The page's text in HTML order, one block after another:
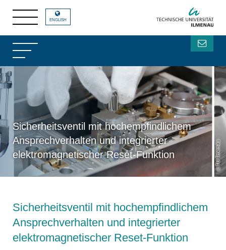
Sicherheitsventil mit hochempfindlichem
Ansprechverhalten und integrierter
elektromagnetischer Reset-Funktion
TU Ilmenau
ENGLISH
Sicherheitsventil mit hochempfindlichem
Ansprechverhalten und integrierter
elektromagnetischer Reset-Funktion